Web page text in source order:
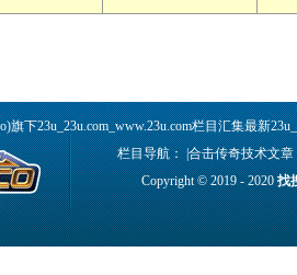
旗下23u_23u.com_www.23u.com栏目汇集最新
栏目导航： |合击传奇技术文章
Copyright © 2019 - 2020找